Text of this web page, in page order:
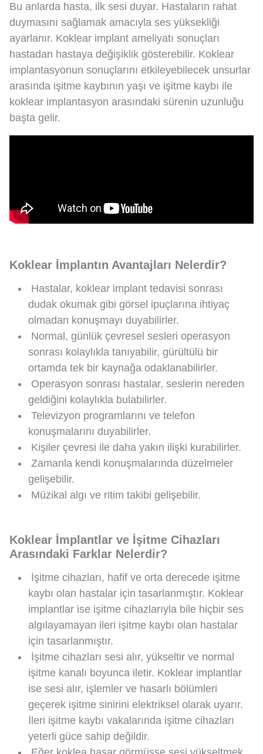
Bu anlarda hasta, ilk sesi duyar. Hastaların rahat
duymasını sağlamak amacıyla ses yüksekliği
ayarlanır. Koklear implant ameliyatı sonuçları
hastadan hastaya değişiklik gösterebilir. Koklear
implantasyonun sonuçlarını etkileyebilecek unsurlar
arasında işitme kaybının yaşı ve işitme kaybı ile
koklear implantasyon arasındaki sürenin uzunluğu
başta gelir.
Koklear İmplantın Avantajları Nelerdir?
Hastalar, koklear implant tedavisi sonrası
dudak okumak gibi görsel ipuçlarına ihtiyaç
olmadan konuşmayı duyabilirler.
Normal, günlük çevresel sesleri operasyon
sonrası kolaylıkla tanıyabilir, gürültülü bir
ortamda tek bir kaynağa odaklanabilirler.
Operasyon sonrası hastalar, seslerin nereden
geldiğini kolaylıkla bulabilirler.
Televizyon programlarını ve telefon
konuşmalarını duyabilirler.
Kişiler çevresi ile daha yakın ilişki kurabilirler.
Zamanla kendi konuşmalarında düzelmeler
gelişebilir.
Müzikal algı ve ritim takibi gelişebilir.
Koklear İmplantlar ve İşitme Cihazları
Arasındaki Farklar Nelerdir?
İşitme cihazları, hafif ve orta derecede işitme
kaybı olan hastalar için tasarlanmıştır. Koklear
implantlar ise işitme cihazlarıyla bile hiçbir ses
algılayamayan ileri işitme kaybı olan hastalar
için tasarlanmıştır.
İşitme cihazları sesi alır, yükseltir ve normal
işitme kanalı boyunca iletir. Koklear implantlar
ise sesi alır, işlemler ve hasarlı bölümleri
geçerek işitme sinirini elektriksel olarak uyarır.
İleri işitme kaybı vakalarında işitme cihazları
yeterli güce sahip değildir.